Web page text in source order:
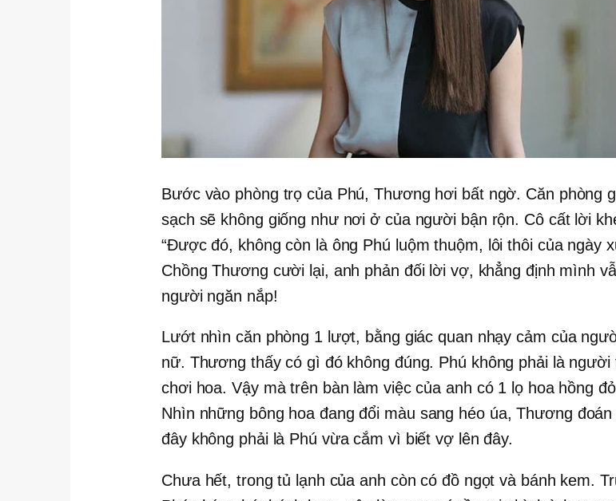
Bước vào phòng trọ của Phú, Thương hơi bất ngờ. Căn phòng
sạch sẽ không giống như nơi ở của người bận rộn. Cô cất lời
“Được đó, không còn là ông Phú luộm thuộm, lôi thôi của ngày
Chồng Thương cười lại, anh phản đối lời vợ, khẳng định mình
người ngăn nắp!
Lướt nhìn căn phòng 1 lượt, bằng giác quan nhạy cảm của
nữ. Thương thấy có gì đó không đúng. Phú không phải là người
chơi hoa. Vậy mà trên bàn làm việc của anh có 1 lọ hoa hồng
Nhìn những bông hoa đang đổi màu sang héo úa, Thương đoán
đây không phải là Phú vừa cắm vì biết vợ lên đây.
Chưa hết, trong tủ lạnh của anh còn có đồ ngọt và bánh kem.